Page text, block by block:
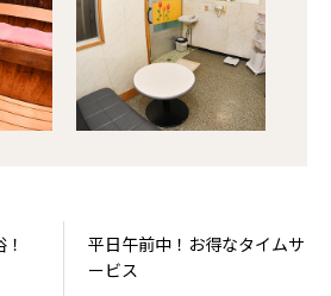
サ
梅屋名物「しゅうくりぃむ」
販売はじめました！